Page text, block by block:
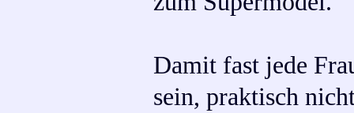
Damit fast jede
sein, praktisch